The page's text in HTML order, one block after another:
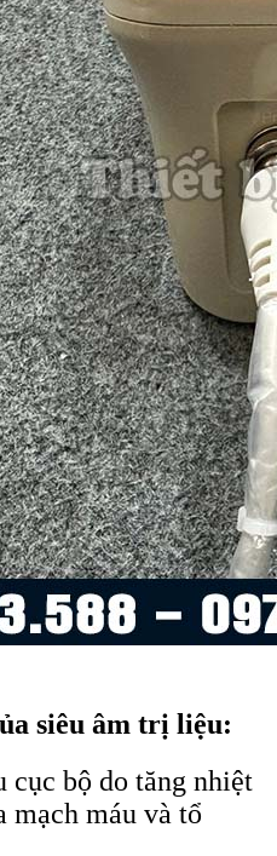
siêu âm trị liệu:
cục bộ do tăng nhiệt
mạch máu và tổ